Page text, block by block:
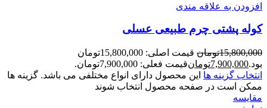
افزودن به علاقه مندی
کوله پشتی چرم طبیعی عسلی
15,800,000تومان
قیمت اصلی: 15,800,000تومان
بود.7,900,000تومانقیمت فعلی: 7,900,000تومان.
انتخاب گزینه ها این محصول دارای انواع مختلفی می باشد. گزینه ها
ممکن است در صفحه محصول انتخاب شوند
مقايسه